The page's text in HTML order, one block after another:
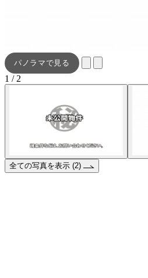
パノラマで見る
1 / 2
全ての写真を表示 (2)